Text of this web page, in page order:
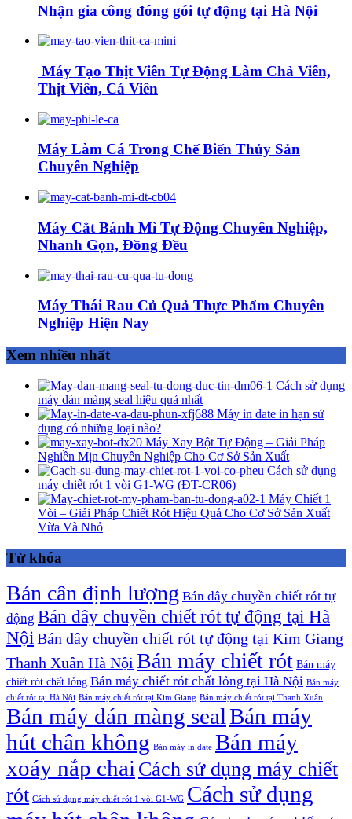
Nhận gia công đóng gói tự động tại Hà Nội
Máy Tạo Thịt Viên Tự Động Làm Chả Viên,
Thịt Viên, Cá Viên
Máy Làm Cá Trong Chế Biến Thủy Sản
Chuyên Nghiệp
Máy Cắt Bánh Mì Tự Động Chuyên Nghiệp,
Nhanh Gọn, Đồng Đều
Máy Thái Rau Củ Quả Thực Phẩm Chuyên
Nghiệp Hiện Nay
Xem nhiều nhất
Cách sử dụng
máy dán màng seal hiệu quả nhất
Máy in date in hạn sử
dụng có những loại nào?
Máy Xay Bột Tự Động – Giải Pháp
Nghiền Mịn Chuyên Nghiệp Cho Cơ Sở Sản Xuất
Cách sử dụng
máy chiết rót 1 vòi G1-WG (ĐT-CR06)
Máy Chiết 1
Vòi – Giải Pháp Chiết Rót Hiệu Quả Cho Cơ Sở Sản Xuất
Vừa Và Nhỏ
Từ khóa
Bán cân định lượng Bán dây chuyền chiết rót tự
động Bán dây chuyền chiết rót tự động tại Hà
NộiBán dây chuyền chiết rót tự động tại Kim Giang
Thanh Xuân Hà Nội Bán máy chiết rót Bán máy
chiết rót chất lỏng Bán máy chiết rót chất lỏng tại Hà Nội Bán máy
chiết rót tại Hà Nội Bán máy chiết rót tại Kim Giang Bán máy chiết rót tại Thanh Xuân
Bán máy dán màng sealBán máy
hút chân không Bán máy in date Bán máy
xoáy nắp chai Cách sử dụng máy chiết
rót Cách sử dụng máy chiết rót 1 vòi G1-WG Cách sử dụng